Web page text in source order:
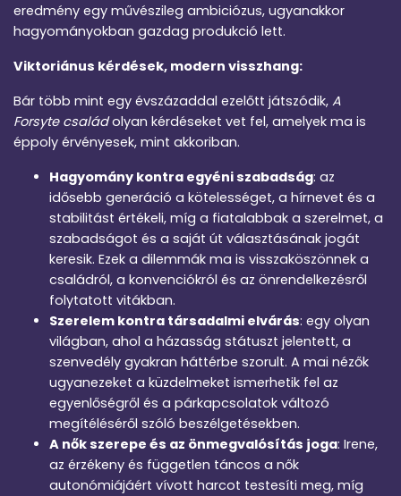
eredmény egy művészileg ambiciózus, ugyanakkor
hagyományokban gazdag produkció lett.
Viktoriánus kérdések, modern visszhang:
Bár több mint egy évszázaddal ezelőtt játszódik, A
Forsyte családolyan kérdéseket vet fel, amelyek ma is
éppoly érvényesek, mint akkoriban.
Hagyomány kontra egyéni szabadság: az
idősebb generáció a kötelességet, a hírnevet és a
stabilitást értékeli, míg a fiatalabbak a szerelmet, a
szabadságot és a saját út választásának jogát
keresik. Ezek a dilemmák ma is visszaköszönnek a
családról, a konvenciókról és az önrendelkezésről
folytatott vitákban.
Szerelem kontra társadalmi elvárás: egy olyan
világban, ahol a házasság státuszt jelentett, a
szenvedély gyakran háttérbe szorult. A mai nézők
ugyanezeket a küzdelmeket ismerhetik fel az
egyenlőségről és a párkapcsolatok változó
megítéléséről szóló beszélgetésekben.
A nők szerepe és az önmegvalósítás joga: Irene,
az érzékeny és független táncos a nők
autonómiájáért vívott harcot testesíti meg, míg